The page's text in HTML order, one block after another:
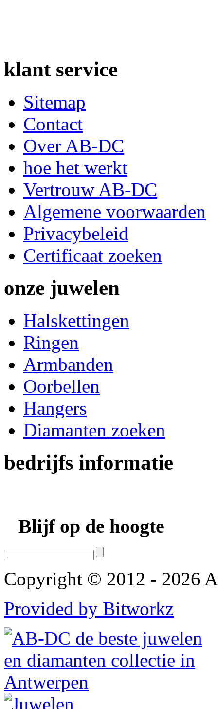
klantservice
Sitemap
Contact
Over AB-DC
hoe het werkt
Vertrouw AB-DC
Algemene voorwaarden
Privacybeleid
Certificaat zoeken
onze juwelen
Halskettingen
Ringen
Armbanden
Oorbellen
Hangers
Diamanten zoeken
bedrijfs informatie
Blijf op de hoogte
Copyright © 2012 - 2026
Provided by Bitworkz